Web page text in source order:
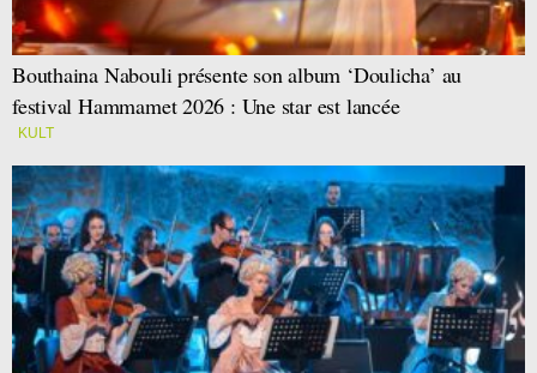
Bouthaina Nabouli présente son album ‘Doulicha’ au
festival Hammamet 2026 : Une star est lancée
KULT